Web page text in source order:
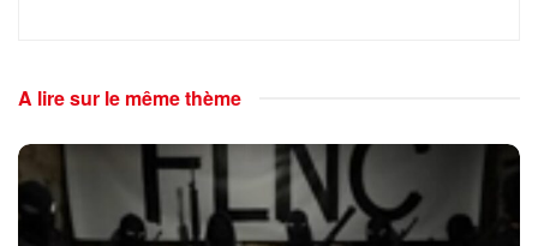
A lire sur le même thème